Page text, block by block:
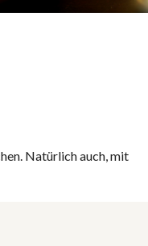
Natürlich auch, mit